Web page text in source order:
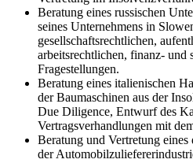
Beratung eines russischen
seines Unternehmens in
gesellschaftsrechtlichen,
arbeitsrechtlichen, finanz- und
Fragestellungen.
Beratung eines italienischen
der Baumaschinen aus der
Due Diligence, Entwurf des
Vertragsverhandlungen mit
Beratung und Vertretung eines
der